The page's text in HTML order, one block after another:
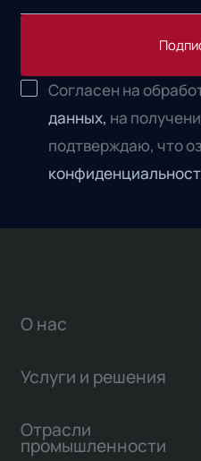
Согласен на
данных, на
подтверждаю, что
О нас
Услуги и решения
Отрасли
промышленности